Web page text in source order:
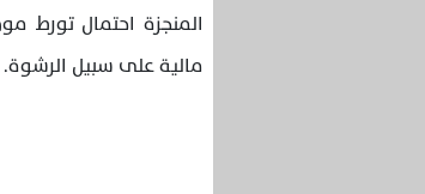
المنجزة احتمال تورط
مالية على سبيل الرشوة.